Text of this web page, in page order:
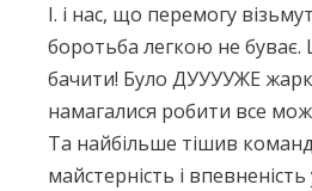
І. і нас, що перемогу
боротьба легкою не буває.
бачити! Було ДУУУУЖЕ
намагалися робити все
Та найбільше тішив
майстерність і